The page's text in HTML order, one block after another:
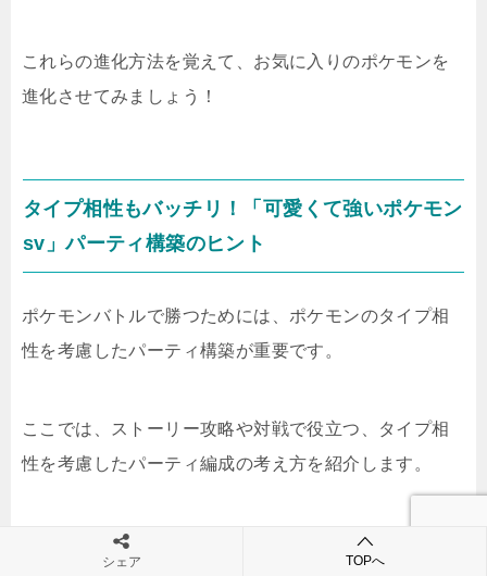
これらの進化方法を覚えて、お気に入りのポケモンを
進化させてみましょう！
タイプ相性もバッチリ！「可愛くて強いポケモン
sv」パーティ構築のヒント
ポケモンバトルで勝つためには、ポケモンのタイプ相
性を考慮したパーティ構築が重要です。
ここでは、ストーリー攻略や対戦で役立つ、タイプ相
性を考慮したパーティ編成の考え方を紹介します。
まず基本となるのは、ほのお、みず、くさタイプのポ
シェア TOPへ